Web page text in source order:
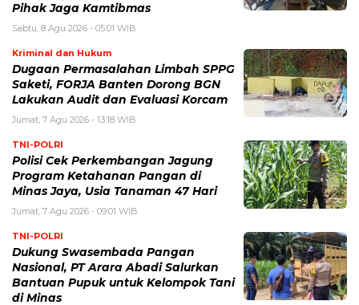
Pihak Jaga Kamtibmas
Sabtu, 8 Agu 2026 - 05:01 WIB
Kriminal dan Hukum
Dugaan Permasalahan Limbah SPPG
Saketi, FORJA Banten Dorong BGN
Lakukan Audit dan Evaluasi Korcam
Jumat, 7 Agu 2026 - 13:18 WIB
TNI-POLRI
Polisi Cek Perkembangan Jagung
Program Ketahanan Pangan di
Minas Jaya, Usia Tanaman 47 Hari
Jumat, 7 Agu 2026 - 09:01 WIB
TNI-POLRI
Dukung Swasembada Pangan
Nasional, PT Arara Abadi Salurkan
Bantuan Pupuk untuk Kelompok Tani
di Minas